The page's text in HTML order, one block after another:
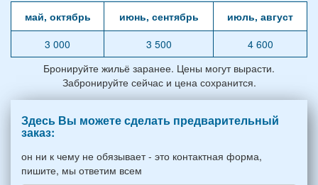
май, октябрь
июнь, сентябрь
июль, август
3 000
3 500
4 600
Бронируйте жильё заранее. Цены могут вырасти.
Забронируйте сейчас и цена сохранится.
Здесь Вы можете сделать предварительный
заказ:
он ни к чему не обязывает - это контактная форма,
пишите, мы ответим всем